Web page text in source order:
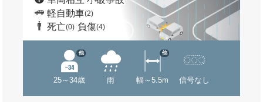
軽自動車(2)
死亡(0) 負傷(4)
25～34歳
他
雨 幅～5.5m
他
信号なし